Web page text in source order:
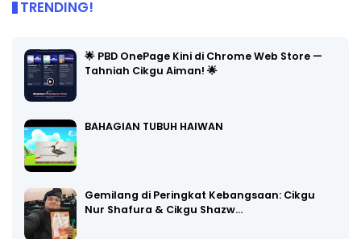
TRENDING!
🌟 PBD OnePage Kini di Chrome Web Store —
Tahniah Cikgu Aiman! 🌟
BAHAGIAN TUBUH HAIWAN
Gemilang di Peringkat Kebangsaan: Cikgu
Nur Shafura & Cikgu Shazw…